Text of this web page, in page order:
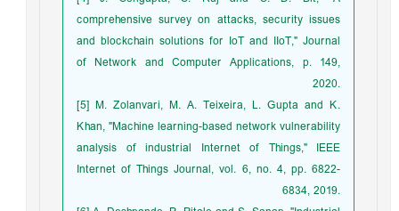
‎comprehensive survey on attacks, security ‎issues
and blockchain solutions for IoT and ‎IIoT," Journal
of Network and Computer ‎Applications, p. 149,
2020.‎
‎[5]‎ M. Zolanvari, M. A. Teixeira, L. Gupta and ‎K.
Khan, "Machine learning-based network ‎vulnerability
analysis of industrial Internet of ‎Things," IEEE
Internet of Things Journal, vol. ‎‎6, no. 4, pp. 6822-
6834, 2019.‎